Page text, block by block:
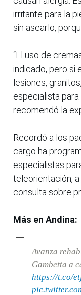
irritante para la
sin asearlo,
“El uso de
indicado, pero si
lesiones,
especialista para
recomendó la
Recordó a los
cargo ha
especialistas
teleorientación,
consulta sobre
Más en Andina:
Avanza
Gambetta a
https://t.co/